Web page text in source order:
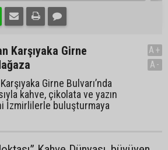
Karşıyaka Girne
Girne Bulvarı’nda
kahve, çikolata ve yazın
İzmirlilerle buluşturmaya
A+
A-